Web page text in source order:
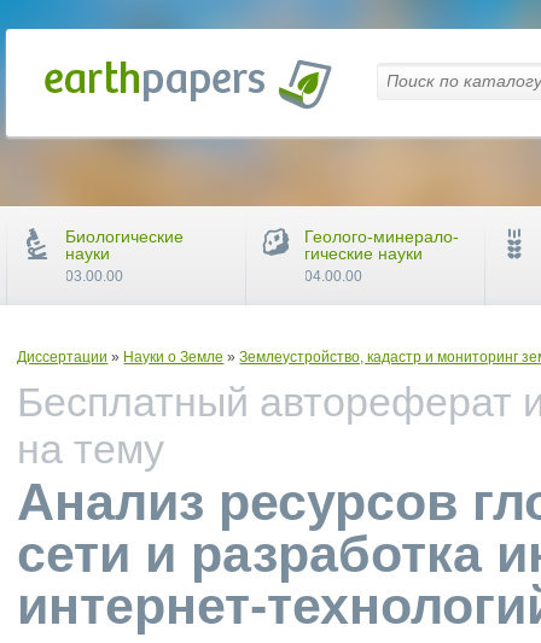
Диссертации » Науки о Земле »Землеустройство, кадастр и мониторинг
Бесплатный автореферат
на тему
Анализ ресурсов
сети и разработка
интернет-
Биологические
науки
03.00.00
Геолого-минерало-
гические науки
04.00.00